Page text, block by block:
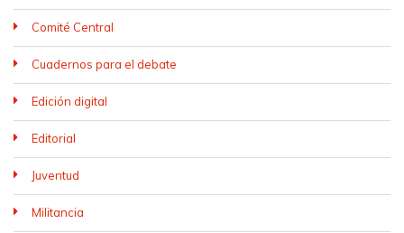
Comité Central
Cuadernos para el debate
Edición digital
Editorial
Juventud
Militancia